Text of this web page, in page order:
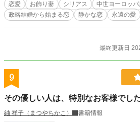
恋愛 お飾り妻 シリアス 中世ヨーロッ
政略結婚から始まる恋
静かな恋 永遠の愛
最終更新日
9
その優しい人は、特別なお客様でした
紬 祥子（まつやちかこ）
書籍情報